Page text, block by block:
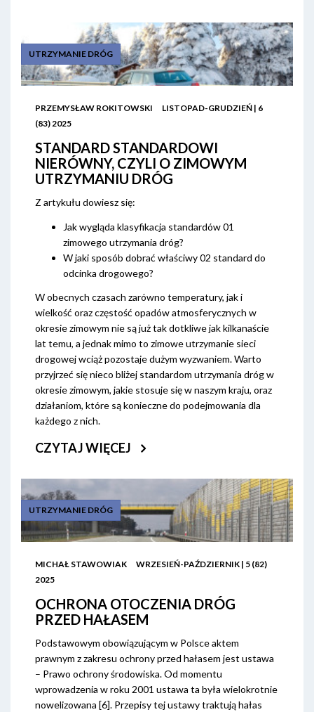
UTRZYMANIE DRÓG
PRZEMYSŁAW ROKITOWSKI
LISTOPAD-GRUDZIEŃ | 6
(83) 2025
STANDARD STANDARDOWI
NIERÓWNY, CZYLI O ZIMOWYM
UTRZYMANIU DRÓG
Z artykułu dowiesz się:
Jak wygląda klasyfikacja standardów 01
zimowego utrzymania dróg?
W jaki sposób dobrać właściwy 02 standard do
odcinka drogowego?
W obecnych czasach zarówno temperatury, jak i
wielkość oraz częstość opadów atmosferycznych w
okresie zimowym nie są już tak dotkliwe jak kilkanaście
lat temu, a jednak mimo to zimowe utrzymanie sieci
drogowej wciąż pozostaje dużym wyzwaniem. Warto
przyjrzeć się nieco bliżej standardom utrzymania dróg w
okresie zimowym, jakie stosuje się w naszym kraju, oraz
działaniom, które są konieczne do podejmowania dla
każdego z nich.
CZYTAJ WIĘCEJ
UTRZYMANIE DRÓG
MICHAŁ STAWOWIAK
WRZESIEŃ-PAŹDZIERNIK | 5 (82)
2025
OCHRONA OTOCZENIA DRÓG
PRZED HAŁASEM
Podstawowym obowiązującym w Polsce aktem
prawnym z zakresu ochrony przed hałasem jest ustawa
– Prawo ochrony środowiska. Od momentu
wprowadzenia w roku 2001 ustawa ta była wielokrotnie
nowelizowana [6]. Przepisy tej ustawy traktują hałas